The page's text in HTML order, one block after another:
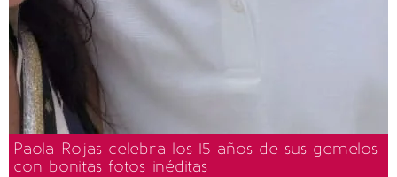
Paola Rojas celebra los 15 años de sus gemelos
con bonitas fotos inéditas